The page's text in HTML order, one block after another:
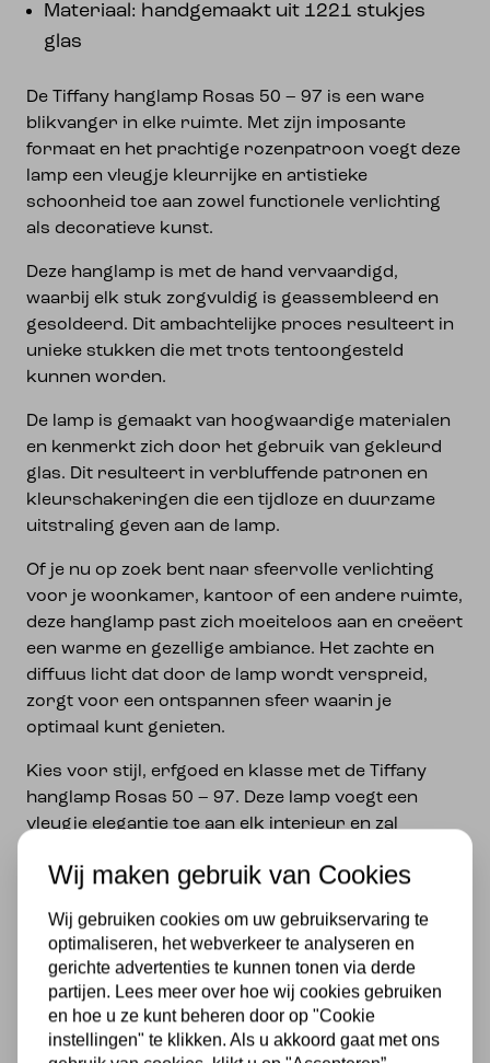
Materiaal: handgemaakt uit 1221 stukjes
glas
De Tiffany hanglamp Rosas 50 – 97 is een ware
blikvanger in elke ruimte. Met zijn imposante
formaat en het prachtige rozenpatroon voegt deze
lamp een vleugje kleurrijke en artistieke
schoonheid toe aan zowel functionele verlichting
als decoratieve kunst.
Deze hanglamp is met de hand vervaardigd,
waarbij elk stuk zorgvuldig is geassembleerd en
gesoldeerd. Dit ambachtelijke proces resulteert in
unieke stukken die met trots tentoongesteld
kunnen worden.
De lamp is gemaakt van hoogwaardige materialen
en kenmerkt zich door het gebruik van gekleurd
glas. Dit resulteert in verbluffende patronen en
kleurschakeringen die een tijdloze en duurzame
uitstraling geven aan de lamp.
Of je nu op zoek bent naar sfeervolle verlichting
voor je woonkamer, kantoor of een andere ruimte,
deze hanglamp past zich moeiteloos aan en creëert
een warme en gezellige ambiance. Het zachte en
diffuus licht dat door de lamp wordt verspreid,
zorgt voor een ontspannen sfeer waarin je
optimaal kunt genieten.
Kies voor stijl, erfgoed en klasse met de Tiffany
hanglamp Rosas 50 – 97. Deze lamp voegt een
vleugje elegantie toe aan elk interieur en zal
nog jarenlang van kunt genieten.
Specificaties
Merk
Met lichtbron
Wij maken gebruik van Cookies
Wij gebruiken cookies om uw gebruikservaring te
optimaliseren, het webverkeer te analyseren en
gerichte advertenties te kunnen tonen via derde
partijen. Lees meer over hoe wij cookies gebruiken
en hoe u ze kunt beheren door op "Cookie
instellingen" te klikken. Als u akkoord gaat met ons